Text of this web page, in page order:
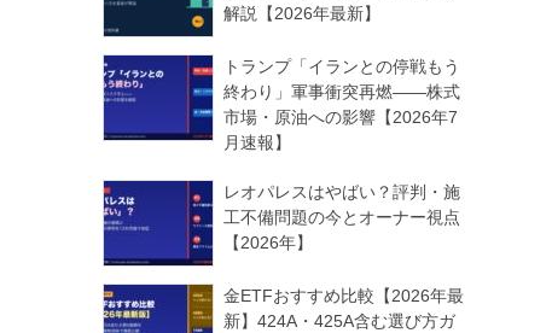
解説【2026年最新】
トランプ「イランとの停戦もう
終わり」軍事衝突再燃——株式
市場・原油への影響【2026年7
月速報】
レオパレスはやばい？評判・施
工不備問題の今とオーナー視点
【2026年】
金ETFおすすめ比較【2026年最
新】424A・425A含む選び方ガ